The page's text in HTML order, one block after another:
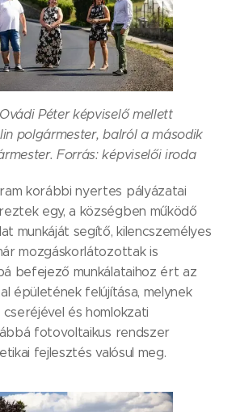
Péter képviselő mellett
polgármester, balról a második
Forrás: képviselői iroda
korábbi nyertes pályázatai
egy, a községben működő
munkáját segítő, kilencszemélyes
mozgáskorlátozottak is
befejező munkálataihoz ért az
épületének felújítása, melynek
és homlokzati
fotovoltaikus rendszer
fejlesztés valósul meg.